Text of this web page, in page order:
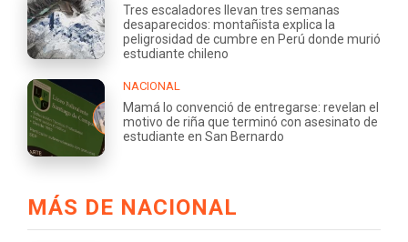
Tres escaladores llevan tres semanas
desaparecidos: montañista explica la
peligrosidad de cumbre en Perú donde murió
estudiante chileno
NACIONAL
Mamá lo convenció de entregarse: revelan el
motivo de riña que terminó con asesinato de
estudiante en San Bernardo
MÁS DE NACIONAL